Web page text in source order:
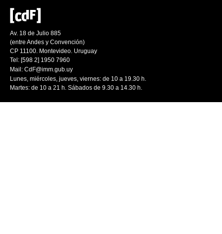
Av. 18 de Julio 885
(entre Andes y Convención)
CP 11100. Montevideo. Uruguay
Tel: [598 2] 1950 7960
Mail: CdF@imm.gub.uy
Lunes, miércoles, jueves, viernes: de 10 a 19.30 h.
Martes: de 10 a 21 h. Sábados de 9.30 a 14.30 h.